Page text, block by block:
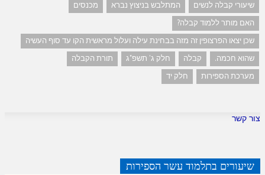
שיעורי קבלה לנשים
המתלבש בניצוץ נברא
מכנסים
האם מותר ללמוד קבלה?
שכן יצאו הפרצופין זה מזה בבחינת עילה ועלול מראשית הקו עד סוף העשיה
שהוא חכמה.
קבלה חלק ג' תשפ"ג
תורת הקבלה
מערכת הספירות
חלק יד
צור קשר
שיעורים בתלמוד עשר הספירות